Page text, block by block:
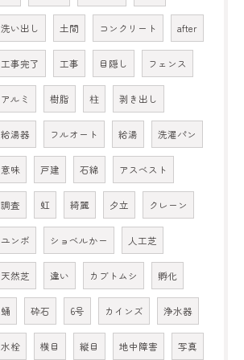
洗い出し 土間 コンクリート after
工事完了 工事 目隠し フェンス
アルミ 樹脂 柱 剥き出し
給湯器 フルオート 給湯 洗濯パン
意味 戸建 石綿 アスベスト
調査 虹 綺麗 夕立 クレーン
ユンボ ショベルかー 人工芝
天然芝 違い カブトムシ 孵化
蛹 砕石 6号 カインズ 浄水器
水栓 横目 縦目 地中障害 写真